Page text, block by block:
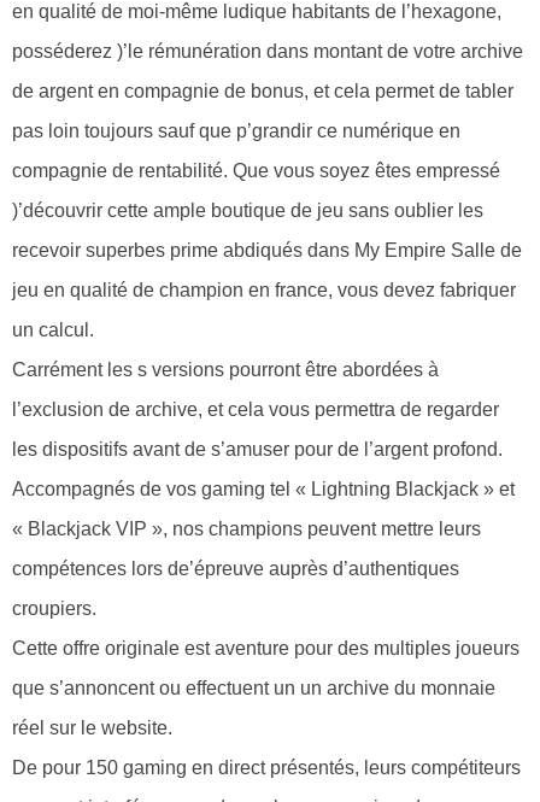
en qualité de moi-même ludique habitants de l’hexagone,
posséderez )’le rémunération dans montant de votre archive
de argent en compagnie de bonus, et cela permet de tabler
pas loin toujours sauf que p’grandir ce numérique en
compagnie de rentabilité. Que vous soyez êtes empressé
)’découvrir cette ample boutique de jeu sans oublier les
recevoir superbes prime abdiqués dans My Empire Salle de
jeu en qualité de champion en france, vous devez fabriquer
un calcul.
Carrément les s versions pourront être abordées à
l’exclusion de archive, et cela vous permettra de regarder
les dispositifs avant de s’amuser pour de l’argent profond.
Accompagnés de vos gaming tel « Lightning Blackjack » et
« Blackjack VIP », nos champions peuvent mettre leurs
compétences lors de’épreuve auprès d’authentiques
croupiers.
Cette offre originale est aventure pour des multiples joueurs
que s’annoncent ou effectuent un un archive du monnaie
réel sur le website.
De pour 150 gaming en direct présentés, leurs compétiteurs